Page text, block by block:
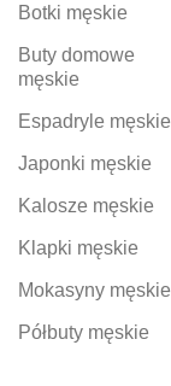
Botki męskie
Buty domowe
męskie
Espadryle męskie
Japonki męskie
Kalosze męskie
Klapki męskie
Mokasyny męskie
Półbuty męskie